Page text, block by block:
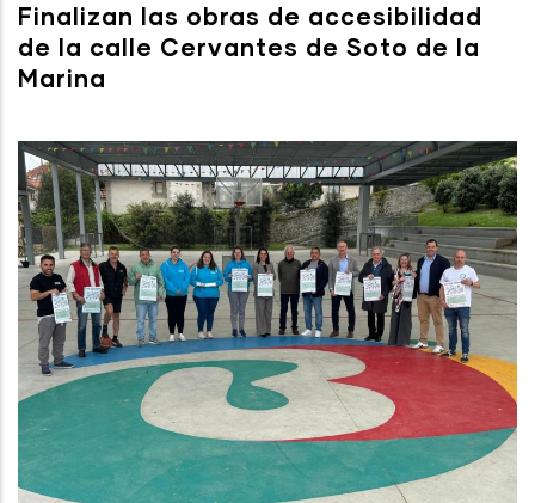
Finalizan las obras de accesibilidad
de la calle Cervantes de Soto de la
Marina